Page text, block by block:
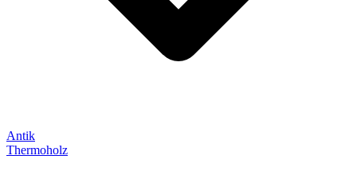
Antik
Thermoholz